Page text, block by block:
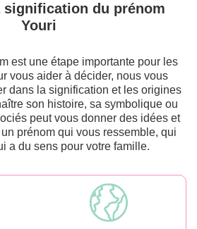
signification du prénom
Youri
est une étape importante pour les
vous aider à décider, nous vous
dans la signification et les origines
son histoire, sa symbolique ou
peut vous donner des idées et
prénom qui vous ressemble, qui
a du sens pour votre famille.